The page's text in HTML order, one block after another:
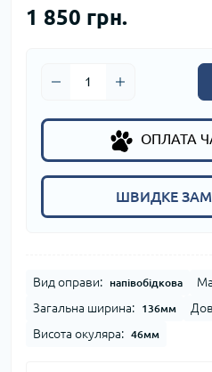
1 850 грн.
ОПЛАТА
ШВИДКЕ
Вид оправи: напівобідкова
Загальна ширина: 136мм
Висота окуляра: 46мм